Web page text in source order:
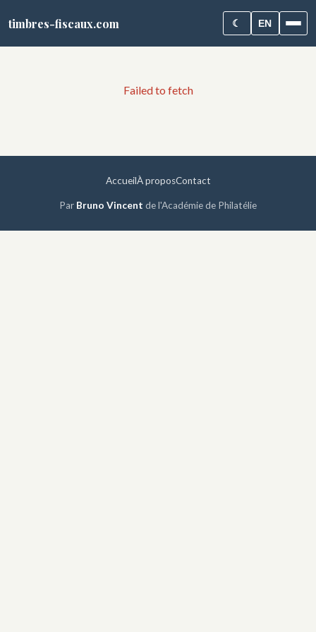
timbres-fiscaux.com ☾ EN
Failed to fetch
AccueilÀ proposContact
Par Bruno Vincent de l'Académie de Philatélie